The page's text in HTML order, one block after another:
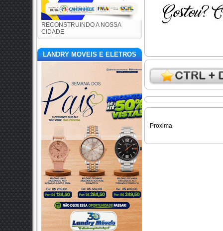
RECONSTRUINDO A NOSSA
CIDADE
LANDRY MOVEIS E ELETROS
Proxima